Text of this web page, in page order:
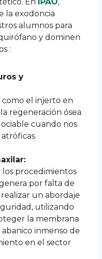
la exodoncia
alumnos para
y dominen
:
y
como el injerto en
regeneración ósea
cuando nos
los procedimientos
por falta de
un abordaje
utilizando
la membrana
inmenso de
en el sector